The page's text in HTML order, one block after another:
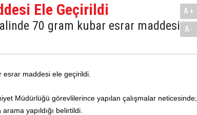
Ele Geçirildi
70 gram kubar esrar maddesi
A+
A-
maddesi ele geçirildi.
Müdürlüğü görevlilerince yapılan çalışmalar neticesinde;
yapıldığı belirtildi.